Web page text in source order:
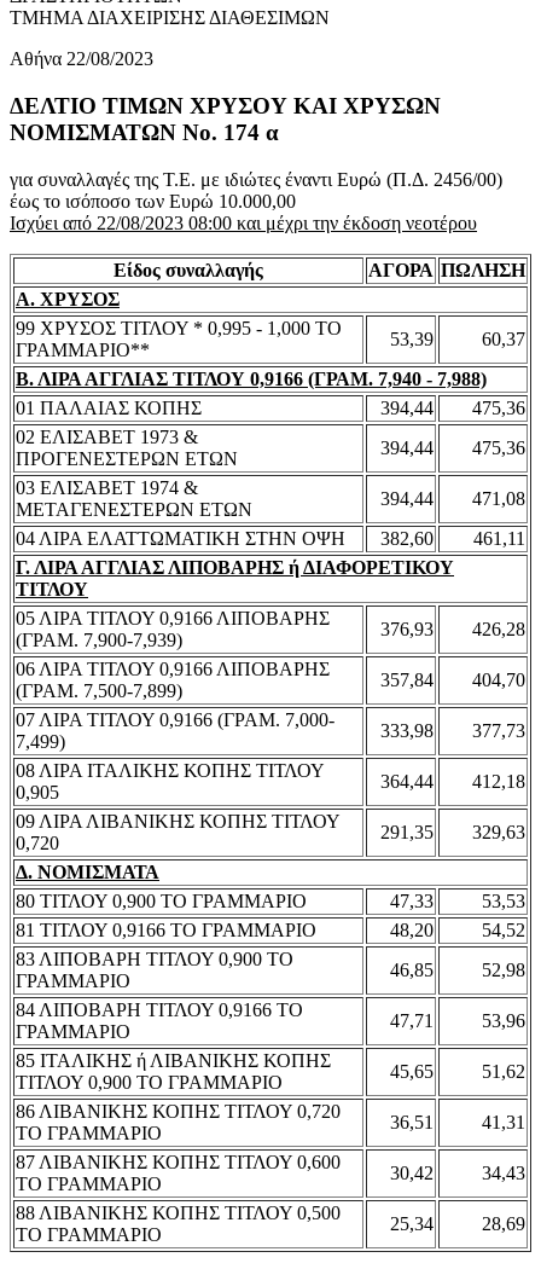
ΤΜΗΜΑ ΔΙΑΧΕΙΡΙΣΗΣ ΔΙΑΘΕΣΙΜΩΝ
Αθήνα 22/08/2023
ΔΕΛΤΙΟ ΤΙΜΩΝ ΧΡΥΣΟΥ ΚΑΙ ΧΡΥΣΩΝ
ΝΟΜΙΣΜΑΤΩΝ No. 174 α
για συναλλαγές της Τ.Ε. με ιδιώτες έναντι Ευρώ (Π.Δ. 2456/00)
έως το ισόποσο των Ευρώ 10.000,00
Ισχύει από 22/08/2023 08:00 και μέχρι την έκδοση νεοτέρου
Είδος συναλλαγής ΑΓΟΡΑ ΠΩΛΗΣΗ
Α. ΧΡΥΣΟΣ
99 ΧΡΥΣΟΣ ΤΙΤΛΟΥ * 0,995 - 1,000 ΤΟ
ΓΡΑΜΜΑΡΙΟ**
53,39
60,37
Β. ΛΙΡΑ ΑΓΓΛΙΑΣ ΤΙΤΛΟΥ 0,9166 (ΓΡΑΜ. 7,940 - 7,988)
01 ΠΑΛΑΙΑΣ ΚΟΠΗΣ
394,44
475,36
02 ΕΛΙΣΑΒΕΤ 1973 &
ΠΡΟΓΕΝΕΣΤΕΡΩΝ ΕΤΩΝ
394,44
475,36
03 ΕΛΙΣΑΒΕΤ 1974 &
ΜΕΤΑΓΕΝΕΣΤΕΡΩΝ ΕΤΩΝ
394,44
471,08
04 ΛΙΡΑ ΕΛΑΤΤΩΜΑΤΙΚΗ ΣΤΗΝ ΟΨΗ
382,60
461,11
Γ. ΛΙΡΑ ΑΓΓΛΙΑΣ ΛΙΠΟΒΑΡΗΣ ή ΔΙΑΦΟΡΕΤΙΚΟΥ
ΤΙΤΛΟΥ
05 ΛΙΡΑ ΤΙΤΛΟΥ 0,9166 ΛΙΠΟΒΑΡΗΣ
(ΓΡΑΜ. 7,900-7,939)
376,93
426,28
06 ΛΙΡΑ ΤΙΤΛΟΥ 0,9166 ΛΙΠΟΒΑΡΗΣ
(ΓΡΑΜ. 7,500-7,899)
357,84
404,70
07 ΛΙΡΑ ΤΙΤΛΟΥ 0,9166 (ΓΡΑΜ. 7,000-
7,499)
333,98
377,73
08 ΛΙΡΑ ΙΤΑΛΙΚΗΣ ΚΟΠΗΣ ΤΙΤΛΟΥ
0,905
364,44
412,18
09 ΛΙΡΑ ΛΙΒΑΝΙΚΗΣ ΚΟΠΗΣ ΤΙΤΛΟΥ
0,720
291,35
329,63
Δ. ΝΟΜΙΣΜΑΤΑ
80 ΤΙΤΛΟΥ 0,900 ΤΟ ΓΡΑΜΜΑΡΙΟ
47,33
53,53
81 ΤΙΤΛΟΥ 0,9166 ΤΟ ΓΡΑΜΜΑΡΙΟ
48,20
54,52
83 ΛΙΠΟΒΑΡΗ ΤΙΤΛΟΥ 0,900 ΤΟ
ΓΡΑΜΜΑΡΙΟ
46,85
52,98
84 ΛΙΠΟΒΑΡΗ ΤΙΤΛΟΥ 0,9166 ΤΟ
ΓΡΑΜΜΑΡΙΟ
47,71
53,96
85 ΙΤΑΛΙΚΗΣ ή ΛΙΒΑΝΙΚΗΣ ΚΟΠΗΣ
ΤΙΤΛΟΥ 0,900 ΤΟ ΓΡΑΜΜΑΡΙΟ
45,65
51,62
86 ΛΙΒΑΝΙΚΗΣ ΚΟΠΗΣ ΤΙΤΛΟΥ 0,720
ΤΟ ΓΡΑΜΜΑΡΙΟ
36,51
41,31
87 ΛΙΒΑΝΙΚΗΣ ΚΟΠΗΣ ΤΙΤΛΟΥ 0,600
ΤΟ ΓΡΑΜΜΑΡΙΟ
30,42
34,43
88 ΛΙΒΑΝΙΚΗΣ ΚΟΠΗΣ ΤΙΤΛΟΥ 0,500
ΤΟ ΓΡΑΜΜΑΡΙΟ
25,34 28,69